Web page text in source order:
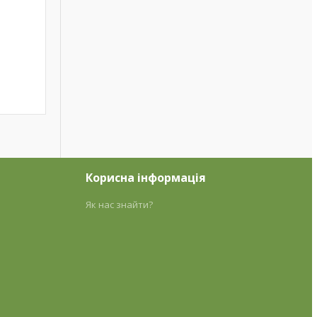
Корисна інформація
Як нас знайти?